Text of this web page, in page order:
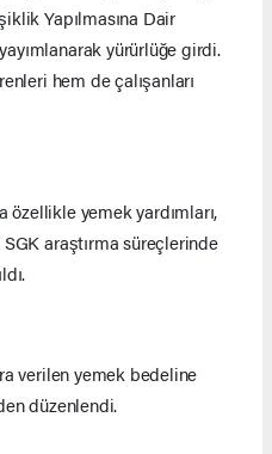
Yapılmasına Dair
yürürlüğe girdi.
hem de çalışanları
özellikle yemek yardımları,
araştırma süreçlerinde
verilen yemek bedeline
düzenlendi.